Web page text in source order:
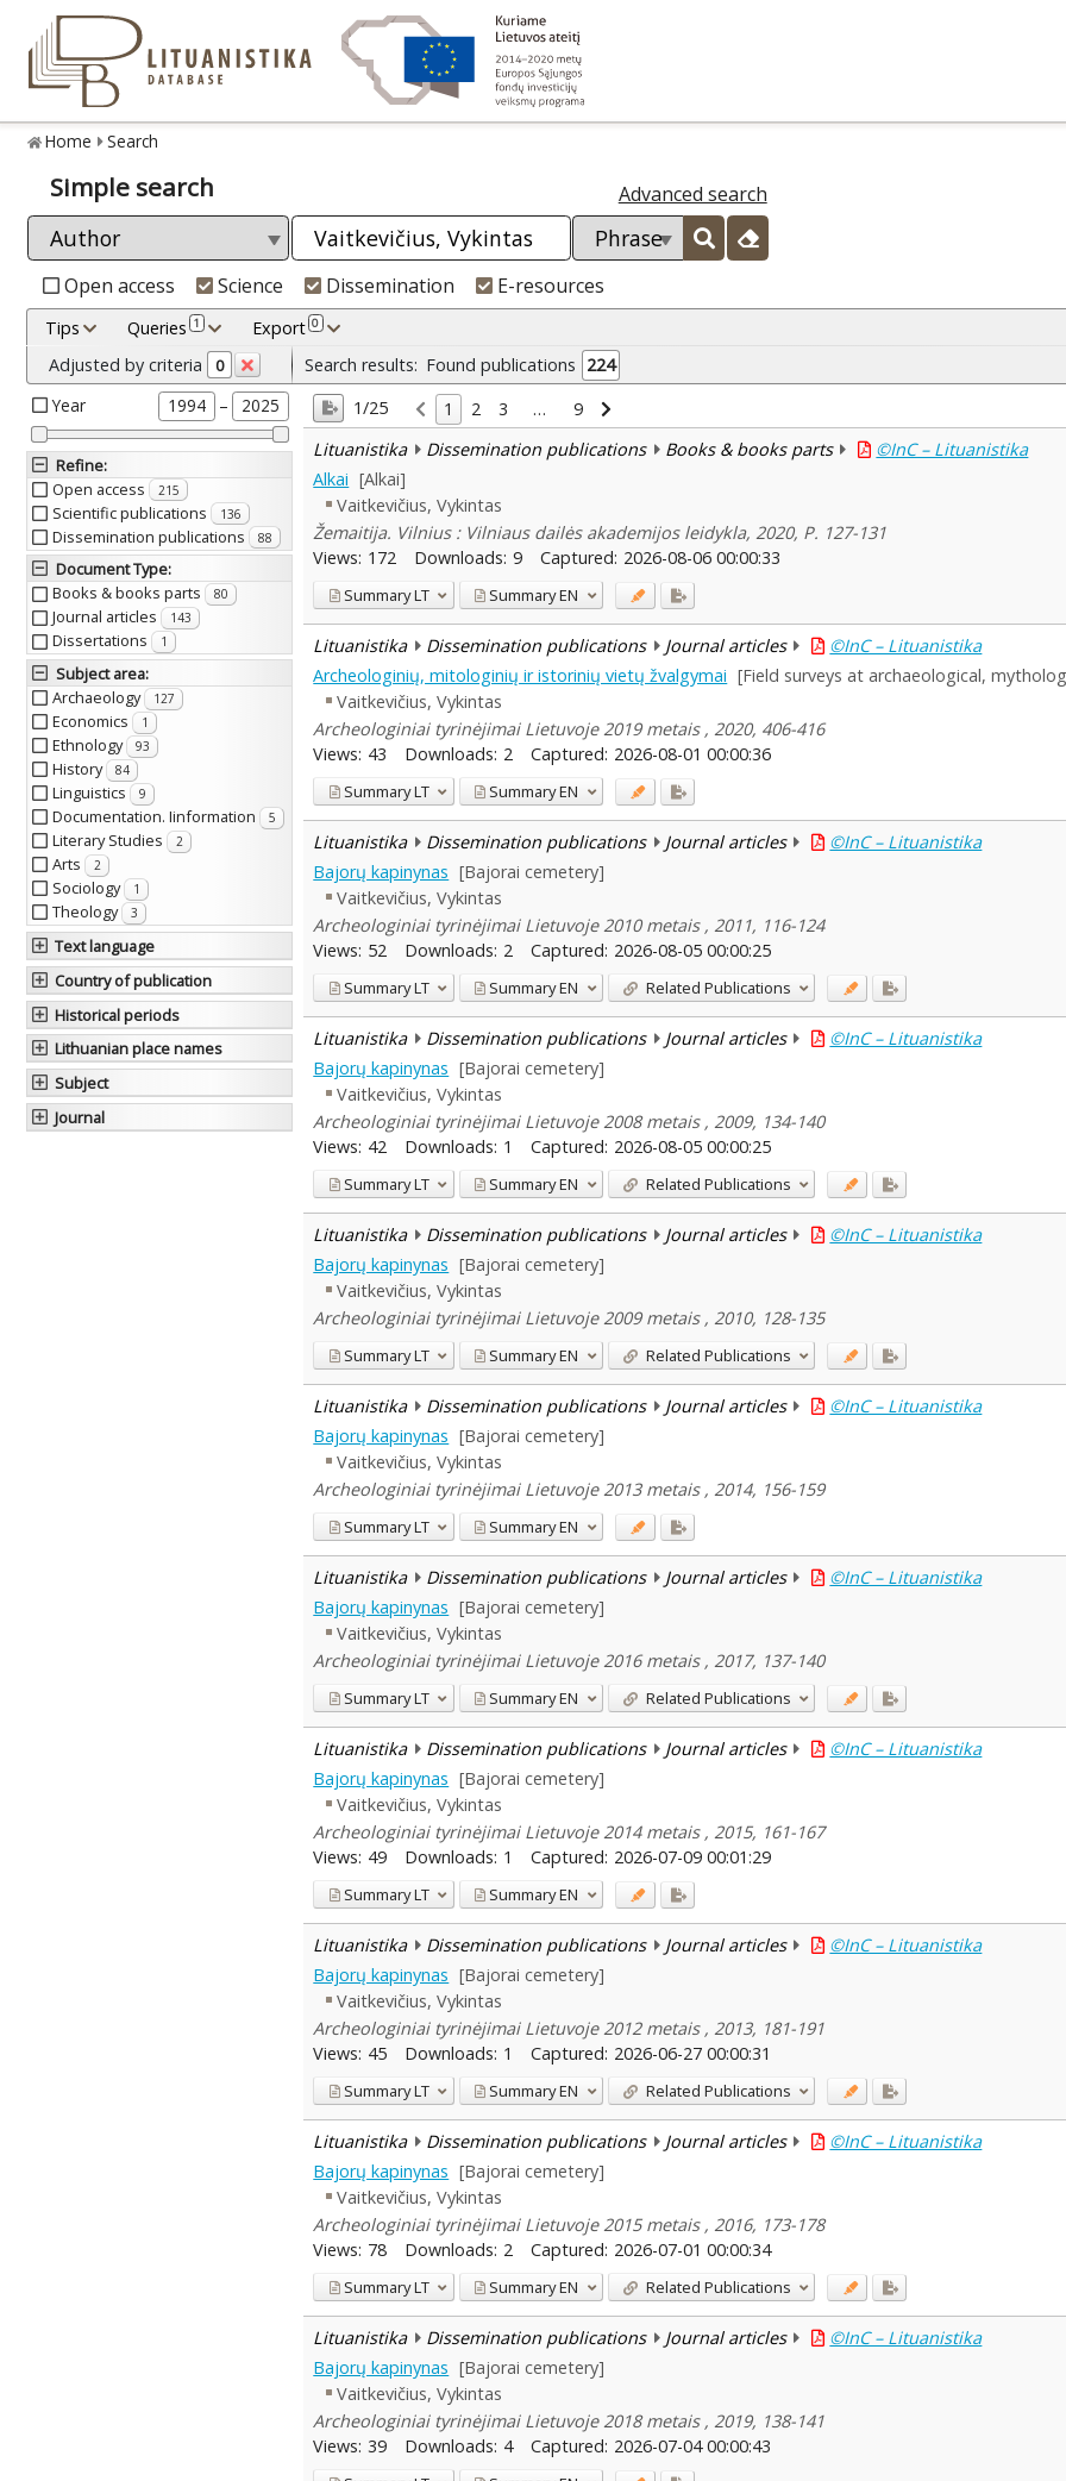
Home Search
Simple search Advanced search
Open access Science Dissemination E-resources
Tips Queries 1 Export 0
Adjusted by criteria 0
Year 1994 – 2025
Refine:
Open access
215
Scientific publications 136
Dissemination publications 88
Document Type:
Books & books parts
80
Journal articles 143
Dissertations 1
Subject area:
Archaeology
127
Economics 1
Ethnology 93
History 84
Linguistics 9
Documentation. Iinformation 5
Literary Studies 2
Arts 2
Sociology 1
Theology 3
Text language
Country of publication
Historical periods
Lithuanian place names
Subject
Journal
Search results: Found publications 224
1/25
1 2 3 … 9
Lituanistika
Dissemination publications Books & books parts ©InC – Lituanistika
Alkai [Alkai]
Vaitkevičius, Vykintas
Žemaitija. Vilnius : Vilniaus dailės akademijos leidykla, 2020, P. 127-131
Views: 172 Downloads: 9 Captured: 2026-08-06 00:00:33
SummaryLT SummaryEN
Lituanistika Dissemination publications Journal articles ©InC – Lituanistika
Archeologinių, mitologinių ir istorinių vietų žvalgymai [Field surveys at archaeological,
Vaitkevičius, Vykintas
Archeologiniai tyrinėjimai Lietuvoje 2019 metais , 2020, 406-416
Views: 43 Downloads: 2 Captured: 2026-08-01 00:00:36
SummaryLT SummaryEN
Lituanistika Dissemination publications Journal articles ©InC – Lituanistika
Bajorų kapinynas [Bajorai cemetery]
Vaitkevičius, Vykintas
Archeologiniai tyrinėjimai Lietuvoje 2010 metais , 2011, 116-124
Views: 52 Downloads: 2 Captured: 2026-08-05 00:00:25
SummaryLT SummaryEN Related Publications
Lituanistika Dissemination publications Journal articles ©InC – Lituanistika
Bajorų kapinynas [Bajorai cemetery]
Vaitkevičius, Vykintas
Archeologiniai tyrinėjimai Lietuvoje 2008 metais , 2009, 134-140
Views: 42 Downloads: 1 Captured: 2026-08-05 00:00:25
SummaryLT SummaryEN Related Publications
Lituanistika Dissemination publications Journal articles ©InC – Lituanistika
Bajorų kapinynas [Bajorai cemetery]
Vaitkevičius, Vykintas
Archeologiniai tyrinėjimai Lietuvoje 2009 metais , 2010, 128-135
SummaryLT SummaryEN Related Publications
Lituanistika Dissemination publications Journal articles ©InC – Lituanistika
Bajorų kapinynas [Bajorai cemetery]
Vaitkevičius, Vykintas
Archeologiniai tyrinėjimai Lietuvoje 2013 metais , 2014, 156-159
SummaryLT SummaryEN
Lituanistika Dissemination publications Journal articles ©InC – Lituanistika
Bajorų kapinynas [Bajorai cemetery]
Vaitkevičius, Vykintas
Archeologiniai tyrinėjimai Lietuvoje 2016 metais , 2017, 137-140
SummaryLT SummaryEN Related Publications
Lituanistika Dissemination publications Journal articles ©InC – Lituanistika
Bajorų kapinynas [Bajorai cemetery]
Vaitkevičius, Vykintas
Archeologiniai tyrinėjimai Lietuvoje 2014 metais , 2015, 161-167
Views: 49 Downloads: 1 Captured: 2026-07-09 00:01:29
SummaryLT SummaryEN
Lituanistika Dissemination publications Journal articles ©InC – Lituanistika
Bajorų kapinynas [Bajorai cemetery]
Vaitkevičius, Vykintas
Archeologiniai tyrinėjimai Lietuvoje 2012 metais , 2013, 181-191
Views: 45 Downloads: 1 Captured: 2026-06-27 00:00:31
SummaryLT SummaryEN Related Publications
Lituanistika Dissemination publications Journal articles ©InC – Lituanistika
Bajorų kapinynas [Bajorai cemetery]
Vaitkevičius, Vykintas
Archeologiniai tyrinėjimai Lietuvoje 2015 metais , 2016, 173-178
Views: 78 Downloads: 2 Captured: 2026-07-01 00:00:34
SummaryLT SummaryEN Related Publications
Lituanistika Dissemination publications Journal articles ©InC – Lituanistika
Bajorų kapinynas [Bajorai cemetery]
Vaitkevičius, Vykintas
Archeologiniai tyrinėjimai Lietuvoje 2018 metais , 2019, 138-141
Views: 39 Downloads: 4 Captured: 2026-07-04 00:00:43